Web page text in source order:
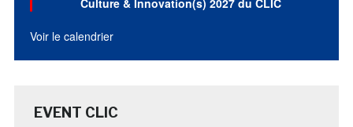
Voir le calendrier
EVENT CLIC